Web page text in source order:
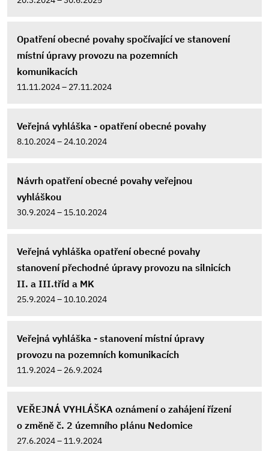
Opatření obecné povahy spočívající ve stanovení
místní úpravy provozu na pozemních
komunikacích
11.11.2024 – 27.11.2024
Veřejná vyhláška - opatření obecné povahy
8.10.2024 – 24.10.2024
Návrh opatření obecné povahy veřejnou
vyhláškou
30.9.2024 – 15.10.2024
Veřejná vyhláška opatření obecné povahy
stanovení přechodné úpravy provozu na silnicích
II. a III.tříd a MK
25.9.2024 – 10.10.2024
Veřejná vyhláška - stanovení místní úpravy
provozu na pozemních komunikacích
11.9.2024 – 26.9.2024
VEŘEJNÁ VYHLÁŠKA oznámení o zahájení řízení
o změně č. 2 územního plánu Nedomice
27.6.2024 – 11.9.2024